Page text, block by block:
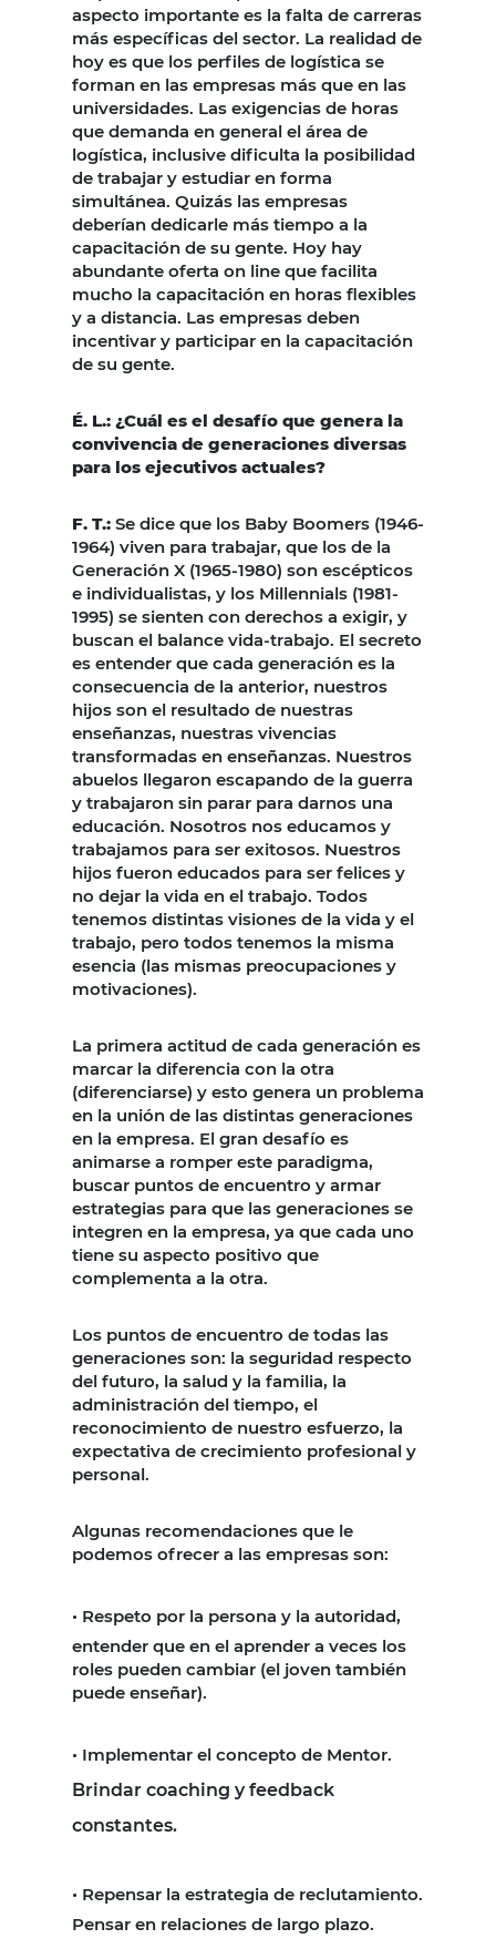
aspecto importante es la falta de carreras
más específicas del sector. La realidad de
hoy es que los perfiles de logística se
forman en las empresas más que en las
universidades. Las exigencias de horas
que demanda en general el área de
logística, inclusive dificulta la posibilidad
de trabajar y estudiar en forma
simultánea. Quizás las empresas
deberían dedicarle más tiempo a la
capacitación de su gente. Hoy hay
abundante oferta on line que facilita
mucho la capacitación en horas flexibles
y a distancia. Las empresas deben
incentivar y participar en la capacitación
de su gente.
É. L.: ¿Cuál es el desafío que genera la
convivencia de generaciones diversas
para los ejecutivos actuales?
F. T.: Se dice que los Baby Boomers (1946-
1964) viven para trabajar, que los de la
Generación X (1965-1980) son escépticos
e individualistas, y los Millennials (1981-
1995) se sienten con derechos a exigir, y
buscan el balance vida-trabajo. El secreto
es entender que cada generación es la
consecuencia de la anterior, nuestros
hijos son el resultado de nuestras
enseñanzas, nuestras vivencias
transformadas en enseñanzas. Nuestros
abuelos llegaron escapando de la guerra
y trabajaron sin parar para darnos una
educación. Nosotros nos educamos y
trabajamos para ser exitosos. Nuestros
hijos fueron educados para ser felices y
no dejar la vida en el trabajo. Todos
tenemos distintas visiones de la vida y el
trabajo, pero todos tenemos la misma
esencia (las mismas preocupaciones y
motivaciones).
La primera actitud de cada generación es
marcar la diferencia con la otra
(diferenciarse) y esto genera un problema
en la unión de las distintas generaciones
en la empresa. El gran desafío es
animarse a romper este paradigma,
buscar puntos de encuentro y armar
estrategias para que las generaciones se
integren en la empresa, ya que cada uno
tiene su aspecto positivo que
complementa a la otra.
Los puntos de encuentro de todas las
generaciones son: la seguridad respecto
del futuro, la salud y la familia, la
administración del tiempo, el
reconocimiento de nuestro esfuerzo, la
expectativa de crecimiento profesional y
personal.
Algunas recomendaciones que le
podemos ofrecer a las empresas son:
• Respeto por la persona y la autoridad,
entender que en el aprender a veces los
roles pueden cambiar (el joven también
puede enseñar).
• Implementar el concepto de Mentor.
Brindar coaching y feedback
constantes.
• Repensar la estrategia de reclutamiento.
Pensar en relaciones de largo plazo.